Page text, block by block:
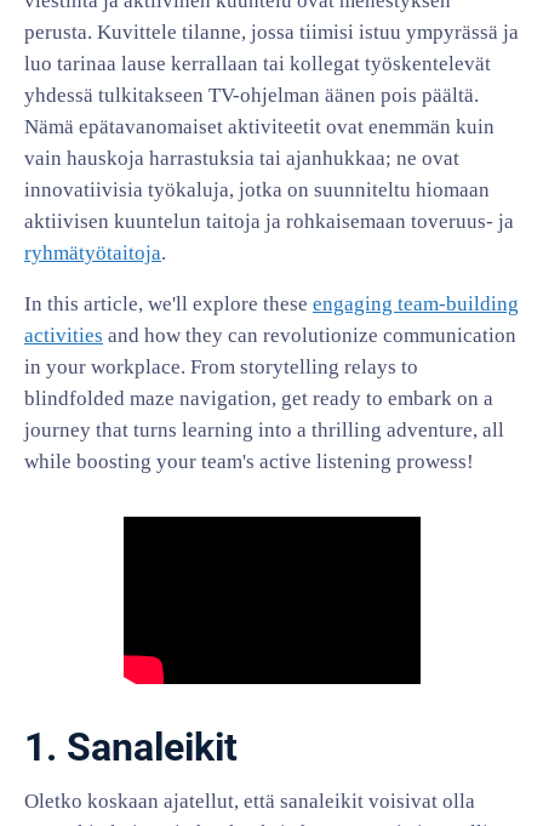
perusta. Kuvittele tilanne, jossa tiimisi istuu ympyrässä ja
luo tarinaa lause kerrallaan tai kollegat työskentelevät
yhdessä tulkitakseen TV-ohjelman äänen pois päältä.
Nämä epätavanomaiset aktiviteetit ovat enemmän kuin
vain hauskoja harrastuksia tai ajanhukkaa; ne ovat
innovatiivisia työkaluja, jotka on suunniteltu hiomaan
aktiivisen kuuntelun taitoja ja rohkaisemaan toveruus- ja
ryhmätyötaitoja.
In this article, we'll explore these engaging team-building
activities and how they can revolutionize communication
in your workplace. From storytelling relays to
blindfolded maze navigation, get ready to embark on a
journey that turns learning into a thrilling adventure, all
while boosting your team's active listening prowess!
1. Sanaleikit
Oletko koskaan ajatellut, että sanaleikit voisivat olla